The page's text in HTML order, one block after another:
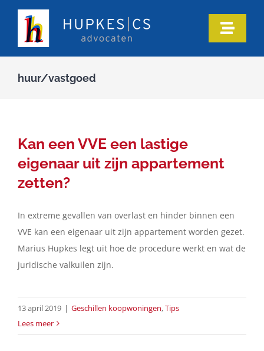
inhoud
Toggle
Onze expertise
Informatie
In de media
Contact
Nederlands
huur/vastgoed
Kan een VVE een lastige
eigenaar uit zijn appartement
zetten?
In extreme gevallen van overlast en hinder binnen een
VVE kan een eigenaar uit zijn appartement worden gezet.
Marius Hupkes legt uit hoe de procedure werkt en wat de
juridische valkuilen zijn.
13 april 2019 | Geschillen koopwoningen,Tips
Lees meer